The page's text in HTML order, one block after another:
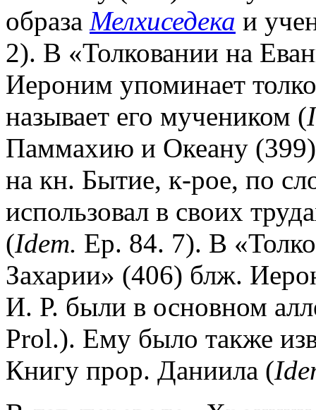
образа Мелхиседека и
2). В «Толковании на
Иероним упоминает
называет его мучеником (
Паммахию и Океану (399)
на кн. Бытие, к-рое, по
использовал в своих
(Idem. Ep. 84. 7). В
Захарии» (406) блж.
И. Р. были в основном
Prol.). Ему было также
Книгу прор. Даниила (